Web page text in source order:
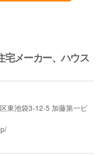
宅メーカー、ハウス
東池袋3-12-5 加藤第一ビ